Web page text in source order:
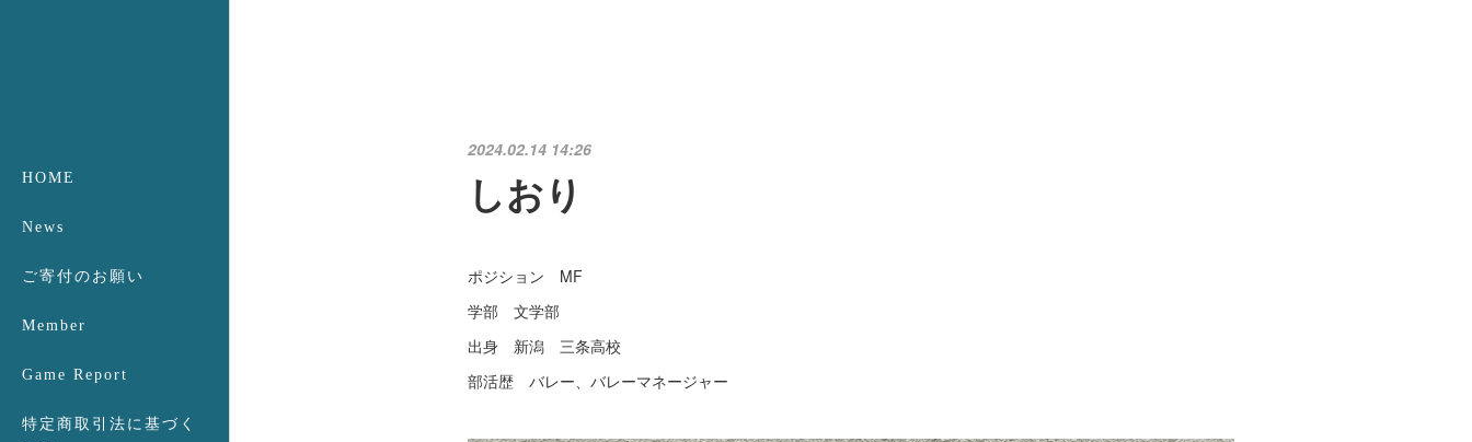
HOME
News
ご寄付のお願い
Member
Game Report
特定商取引法に基づく
2024.02.14 14:26
しおり
ポジション MF
学部 文学部
出身 新潟 三条高校
部活歴 バレー、バレーマネージャー